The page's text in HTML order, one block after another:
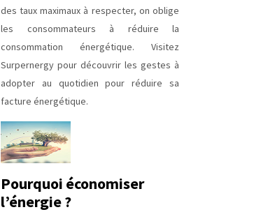
des taux maximaux à respecter, on oblige
les consommateurs à réduire la
consommation énergétique. Visitez
Surpernergy pour découvrir les gestes à
adopter au quotidien pour réduire sa
facture énergétique.
Pourquoi économiser
l’énergie ?